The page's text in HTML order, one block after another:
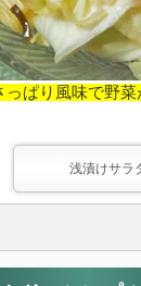
っぱり風味で野
浅漬けサラ